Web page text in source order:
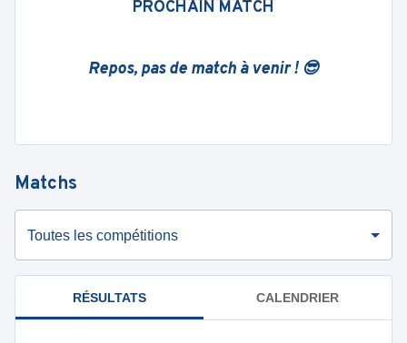
PROCHAIN MATCH
Repos, pas de match à venir ! 😎
Matchs
Toutes les compétitions
RÉSULTATS CALENDRIER